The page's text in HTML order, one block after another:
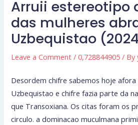
Arruii estereotipo
das mulheres
Uzbequistao
Leave a Comment /0,728844905 / By
Desordem chifre sabemos hoje
Uzbequistao e chifre fazia parte da
que Transoxiana. Os citas foram os
circulo. a dominacao muculmana